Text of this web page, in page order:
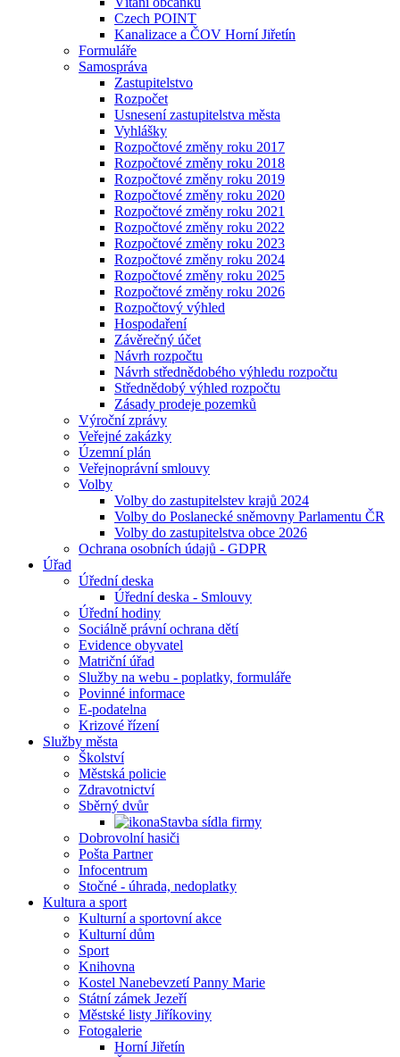
Czech POINT
Kanalizace a ČOV Horní Jiřetín
Formuláře
Samospráva
Zastupitelstvo
Rozpočet
Usnesení zastupitelstva města
Vyhlášky
Rozpočtové změny roku 2017
Rozpočtové změny roku 2018
Rozpočtové změny roku 2019
Rozpočtové změny roku 2020
Rozpočtové změny roku 2021
Rozpočtové změny roku 2022
Rozpočtové změny roku 2023
Rozpočtové změny roku 2024
Rozpočtové změny roku 2025
Rozpočtové změny roku 2026
Rozpočtový výhled
Hospodaření
Závěrečný účet
Návrh rozpočtu
Návrh střednědobého výhledu rozpočtu
Střednědobý výhled rozpočtu
Zásady prodeje pozemků
Výroční zprávy
Veřejné zakázky
Územní plán
Veřejnoprávní smlouvy
Volby
Volby do zastupitelstev krajů 2024
Volby do Poslanecké sněmovny Parlamentu ČR
Volby do zastupitelstva obce 2026
Ochrana osobních údajů - GDPR
Úřad
Úřední deska
Úřední deska - Smlouvy
Úřední hodiny
Sociálně právní ochrana dětí
Evidence obyvatel
Matriční úřad
Služby na webu - poplatky, formuláře
Povinné informace
E-podatelna
Krizové řízení
Služby města
Školství
Městská policie
Zdravotnictví
Sběrný dvůr
Stavba sídla firmy
Dobrovolní hasiči
Pošta Partner
Infocentrum
Stočné - úhrada, nedoplatky
Kultura a sport
Kulturní a sportovní akce
Kulturní dům
Sport
Knihovna
Kostel Nanebevzetí Panny Marie
Státní zámek Jezeří
Městské listy Jiříkoviny
Fotogalerie
Horní Jiřetín